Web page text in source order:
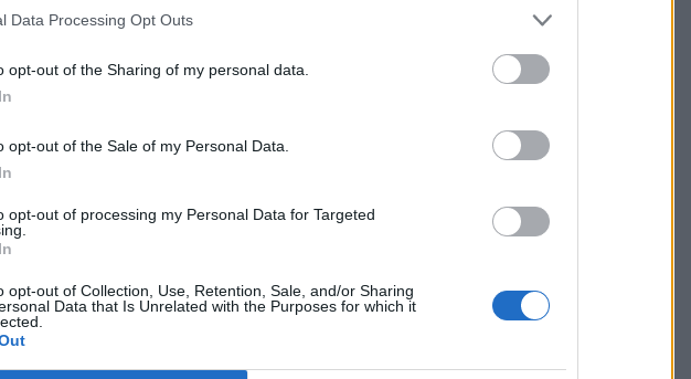
Data Processing Opt Outs
opt-out of the Sharing of my personal data.
opt-out of the Sale of my Personal Data.
opt-out of processing my Personal Data for Targeted
opt-out of Collection, Use, Retention, Sale, and/or Sharing
Data that Is Unrelated with the Purposes for which it
maat. Koko Euroopan
kaikki valvotut uimavedet
tarkastellaan yhdessä